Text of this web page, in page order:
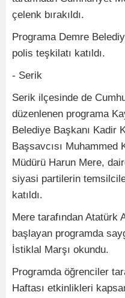
çelenk bırakıldı.
Programa Demre
polis teşkilatı katıldı.
- Serik
Serik ilçesinde de
düzenlenen programa
Belediye Başkanı Kadir
Başsavcısı
Müdürü Harun Mere,
siyasi partilerin
katıldı.
Mere tarafından Atatürk
başlayan programda
İstiklal Marşı okundu.
Programda öğrenciler
Haftası etkinlikleri